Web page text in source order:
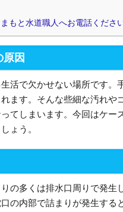
もと水道職人へお電話くださ
因
活で欠かせない場所です。
ます。そんな些細な汚れや
てしまいます。今回はケー
ょう。
の多くは排水口周りで発生
の内部で詰まりが発生する